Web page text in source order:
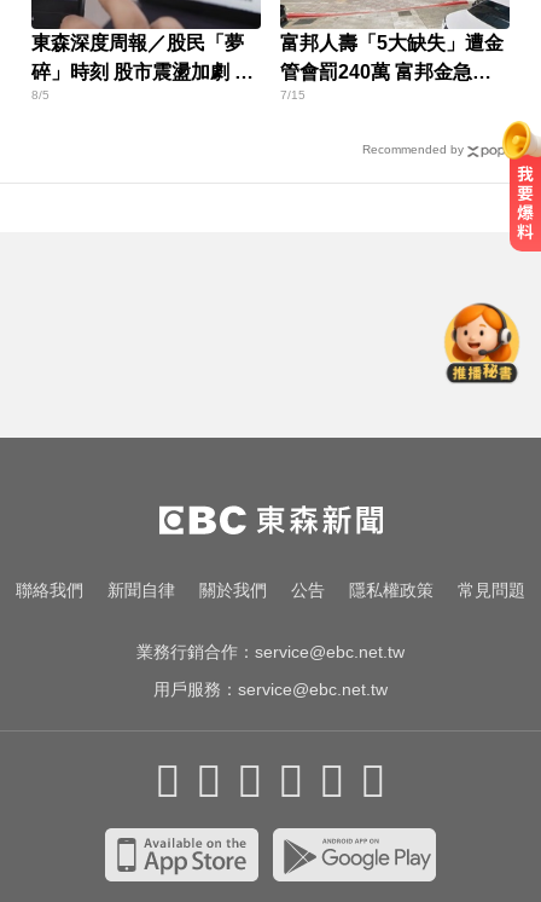
東森深度周報／股民「夢
碎」時刻 股市震盪加劇 投
資迷思現形
8/5
富邦人壽「5大缺失」遭金
管會罰240萬 富邦金急發
重訊
7/15
Recommended by
亡夫遺願 107字認了想報復
颱風天！ 暖警下班途中遇視障人士
冒雨陪走回家
NBA／獨行俠、火箭10月登陸澳
聯絡我們 新聞自律 關於我們 公告 隱私權政策 常見問題
業務行銷合作： service@ebc.net.tw
用戶服務： service@ebc.net.tw